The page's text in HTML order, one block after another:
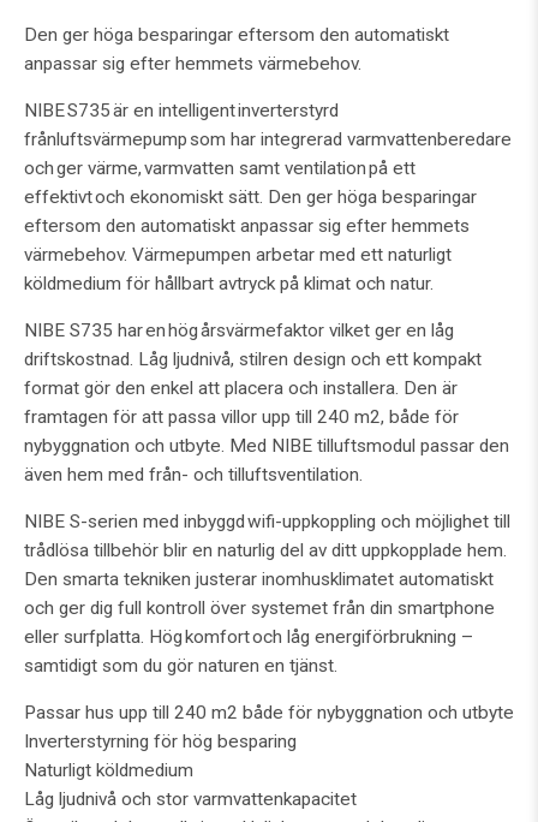
Den ger höga besparingar eftersom den automatiskt
anpassar sig efter hemmets värmebehov.
NIBE S735 är en intelligent inverterstyrd
frånluftsvärmepump som har integrerad varmvattenberedare
och ger värme, varmvatten samt ventilation på ett
effektivt och ekonomiskt sätt. Den ger höga besparingar
eftersom den automatiskt anpassar sig efter hemmets
värmebehov. Värmepumpen arbetar med ett naturligt
köldmedium för hållbart avtryck på klimat och natur.
NIBE S735 har en hög årsvärmefaktor vilket ger en låg
driftskostnad. Låg ljudnivå, stilren design och ett kompakt
format gör den enkel att placera och installera. Den är
framtagen för att passa villor upp till 240 m2, både för
nybyggnation och utbyte. Med NIBE tilluftsmodul passar den
även hem med från- och tilluftsventilation.
NIBE S-serien med inbyggd wifi-uppkoppling och möjlighet till
trådlösa tillbehör blir en naturlig del av ditt uppkopplade hem.
Den smarta tekniken justerar inomhusklimatet automatiskt
och ger dig full kontroll över systemet från din smartphone
eller surfplatta. Hög komfort och låg energiförbrukning –
samtidigt som du gör naturen en tjänst.
Passar hus upp till 240 m2 både för nybyggnation och utbyte
Inverterstyrning för hög besparing
Naturligt köldmedium
Låg ljudnivå och stor varmvattenkapacitet